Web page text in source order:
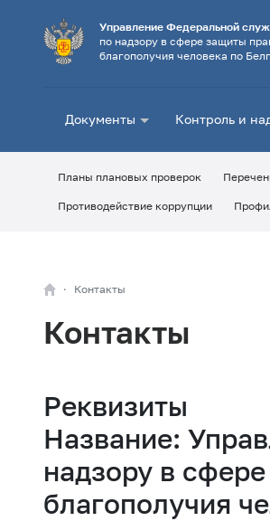
Управление Федеральной
по надзору в сфере защиты
благополучия человека по
Документы Контроль и
Планы плановых проверок
Противодействие коррупции
Контакты
Контакты
Реквизиты
Название:
надзору в
благополучия